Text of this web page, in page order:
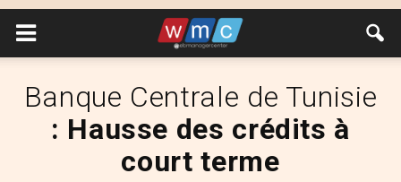
Banque Centrale de Tunisie
: Hausse des crédits à
court terme